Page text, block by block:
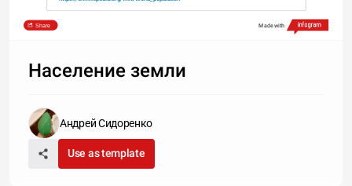
Share Made with
Население земли
Андрей Сидоренко
Use as template